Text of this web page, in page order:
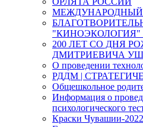
"КИНОЭКОЛОГИЯ"
200 ЛЕТ СО ДНЯ
ДМИТРИЕВИЧА
О проведении
РДДМ |
Общешкольное
Информация о
психологического
Краски Чувашии-2022